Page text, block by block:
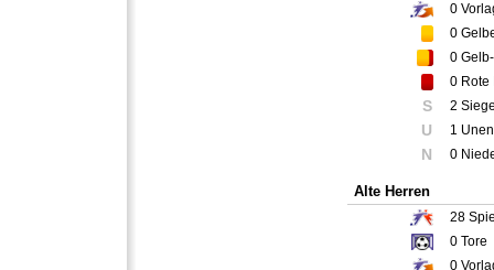
0
0
0
0 Rote
S 2
U 1
N 0
Alte Herren
28
0 Tore
0